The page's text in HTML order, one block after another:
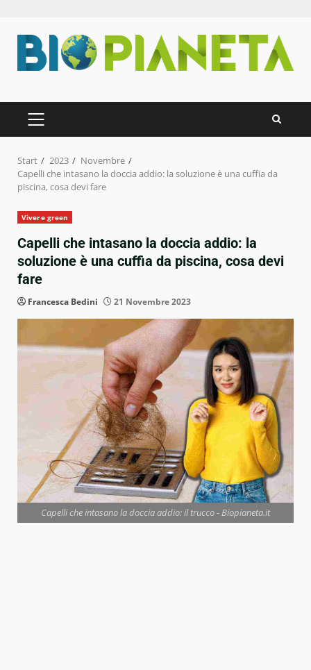
Inhalt
springen
PRIMÄRES
MENÜ
Start 2023
Novembre
Capelli che intasano la doccia addio: la soluzione è una cuffia da
piscina, cosa devi fare
Vivere green
Capelli che intasano la doccia addio: la
soluzione è una cuffia da piscina, cosa devi
fare
Francesca Bedini 21 Novembre 2023
Capelli che intasano la doccia addio: il trucco - Biopianeta.it